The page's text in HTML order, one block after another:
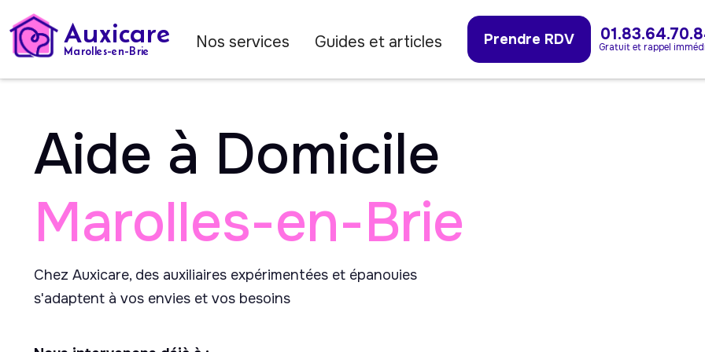
Auxicare
Marolles-en-Brie Nos services Guides et articles Prendre RDV Gratuit et rappel
Aide à Domicile
Marolles-en-Brie
Chez Auxicare, des auxiliaires expérimentées et épanouies
s'adaptent à vos envies et vos besoins